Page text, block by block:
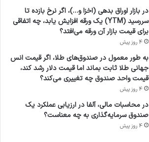
در بازار اوراق بدهی (اخزا و…)، اگر نرخ بازده تا
سررسید (YTM) یک ورقه افزایش یابد، چه اتفاقی
برای قیمت بازار آن ورقه می‌افتد؟
4 روز پیش
به طور معمول در صندوق‌های طلا، اگر قیمت انس
جهانی طلا ثابت بماند اما قیمت دلار رشد کند،
قیمت واحد صندوق چه تغییری می‌کند؟
4 روز پیش
در محاسبات مالی، آلفا در ارزیابی عملکرد یک
صندوق سرمایه‌گذاری به چه معناست؟
4 روز پیش